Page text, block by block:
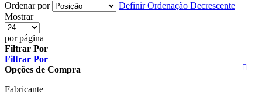
Ordenar por
Definir Ordenação Decrescente
Mostrar
por página
Filtrar Por
Filtrar Por
Opções de Compra
Fabricante